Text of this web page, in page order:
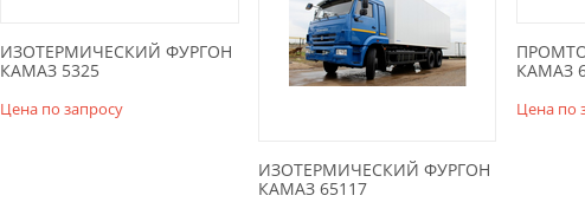
ИЗОТЕРМИЧЕСКИЙ ФУРГОН
КАМАЗ 5325
Цена по запросу
ИЗОТЕРМИЧЕСКИЙ ФУРГОН
КАМАЗ 65117
КАМАЗ
Цена по